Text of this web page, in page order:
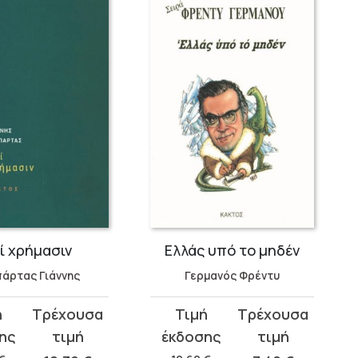
χρήμασιν
Γιάννης
Ελλάς υπό το μηδέν
Γερμανός Φρέντυ
Original
price
τρέχουσα